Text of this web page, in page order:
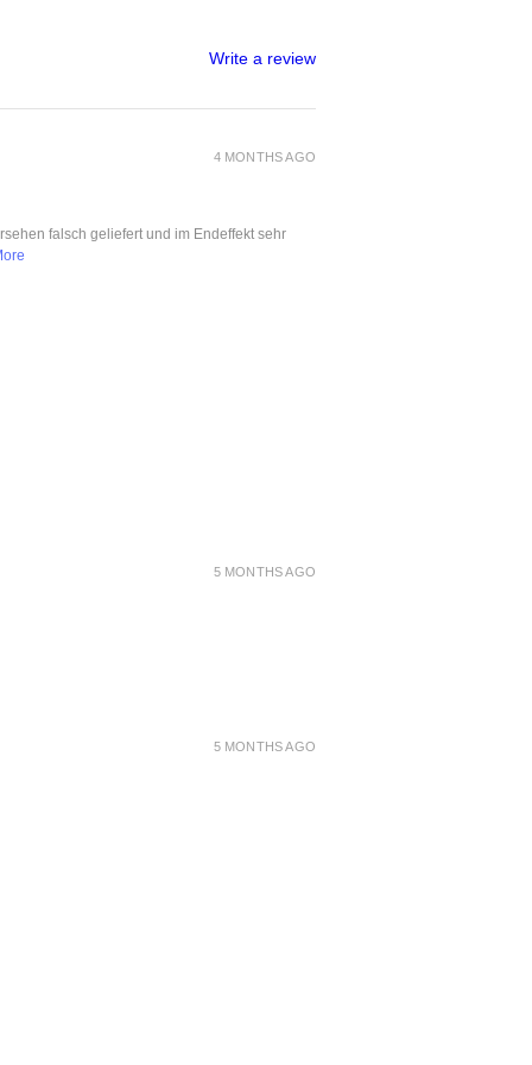
Write a review
4 MONTHS AGO
falsch geliefert und im Endeffekt sehr
5 MONTHS AGO
5 MONTHS AGO